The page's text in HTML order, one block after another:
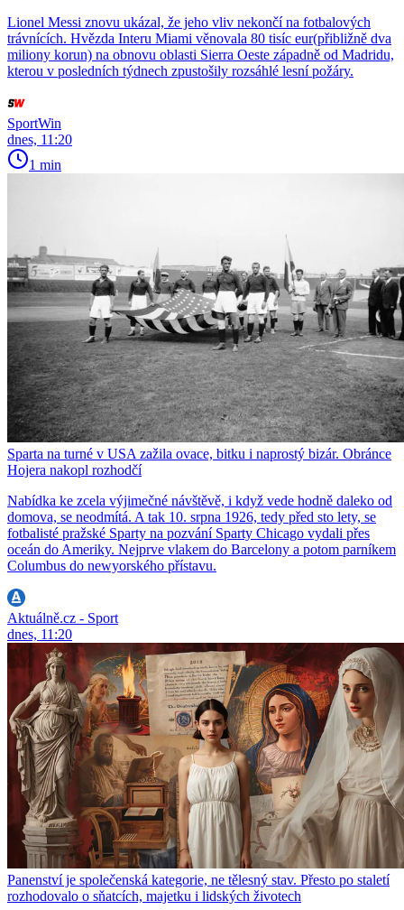
Lionel Messi znovu ukázal, že jeho vliv nekončí na fotbalových
trávnících. Hvězda Interu Miami věnovala 80 tisíc eur(přibližně dva
miliony korun) na obnovu oblasti Sierra Oeste západně od Madridu,
kterou v posledních týdnech zpustošily rozsáhlé lesní požáry.
SportWin
dnes, 11:20
1 min
Sparta na turné v USA zažila ovace, bitku i naprostý bizár. Obránce
Hojera nakopl rozhodčí
Nabídka ke zcela výjimečné návštěvě, i když vede hodně daleko od
domova, se neodmítá. A tak 10. srpna 1926, tedy před sto lety, se
fotbalisté pražské Sparty na pozvání Sparty Chicago vydali přes
oceán do Ameriky. Nejprve vlakem do Barcelony a potom parníkem
Columbus do newyorského přístavu.
Aktuálně.cz - Sport
dnes, 11:20
Panenství je společenská kategorie, ne tělesný stav. Přesto po staletí
rozhodovalo o sňatcích, majetku i lidských životech